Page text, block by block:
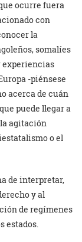
ocurre fuera
con
la
somalíes
experiencias
-piénsese
acerca de cuán
puede llegar a
agitación
o el
de interpretar,
y al
de regímenes
estados.